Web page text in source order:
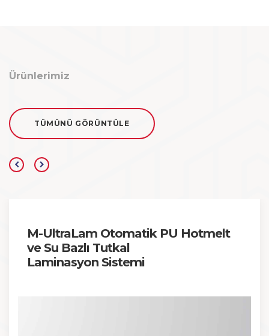
Ürünlerimiz
TÜMÜNÜ GÖRÜNTÜLE
M-UltraLam Otomatik PU Hotmelt
ve Su Bazlı Tutkal
Laminasyon Sistemi